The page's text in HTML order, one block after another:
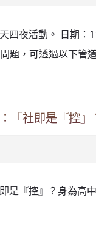
夜活動。 日期
題，可透過以下管
「社即是『控
『控』？身為高